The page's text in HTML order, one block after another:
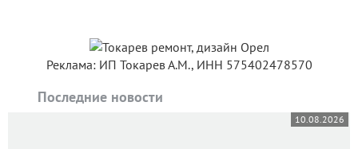
Реклама: ИП Токарев А.М., ИНН 575402478570
Последние новости
10.08.2026